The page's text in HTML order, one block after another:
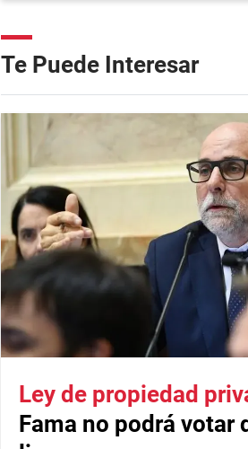
Te Puede Interesar
Ley de propiedad
Fama no podrá votar